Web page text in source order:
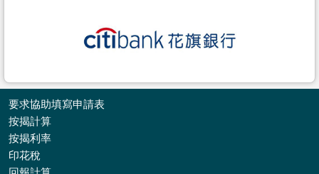
收
要求協助填寫申請表
按揭計算
按揭利率
印花稅